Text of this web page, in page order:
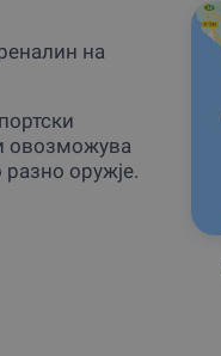
на
овозможува
оружје.